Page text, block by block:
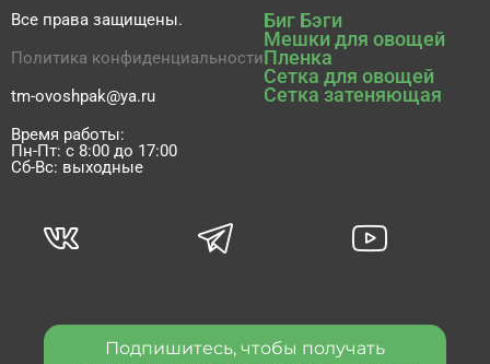
Все права защищены.
Политика конфиденциальности
tm-ovoshpak@ya.ru
Время работы:
Пн-Пт: с 8:00 до 17:00
Сб-Вс: выходные
Биг Бэги
Мешки для овощей
Пленка
Сетка для овощей
Сетка затеняющая
Подпишитесь, чтобы получать